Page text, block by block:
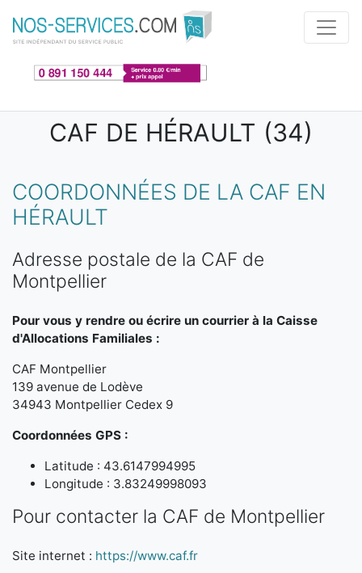
Aller au contenu principal
CAF DE HÉRAULT (34)
COORDONNÉES DE LA CAF EN
HÉRAULT
Adresse postale de la CAF de
Montpellier
Pour vous y rendre ou écrire un courrier à la Caisse
d'Allocations Familiales :
CAF Montpellier
139 avenue de Lodève
34943 Montpellier Cedex 9
Coordonnées GPS :
Latitude : 43.6147994995
Longitude : 3.83249998093
Pour contacter la CAF de Montpellier
Site internet : https://www.caf.fr